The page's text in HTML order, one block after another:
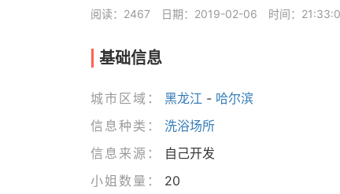
阅读：2467 日期：2019-02-06 时间：
基础信息
城市区域： 黑龙江 - 哈尔滨
信息种类：
洗浴场所
信息来源：
自己开发
小姐数量：
20